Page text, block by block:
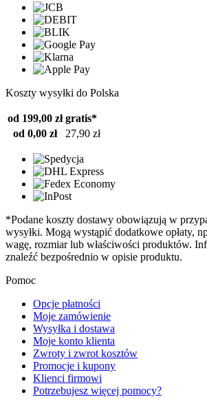
Koszty wysyłki do Polska
od 199,00 zł gratis*
od 0,00 zł
27,90 zł
*Podane koszty dostawy obowiązują w
wysyłki. Mogą wystąpić dodatkowe opłaty,
wagę, rozmiar lub właściwości produktów.
znaleźć bezpośrednio w opisie produktu.
Pomoc
Opcje płatności
Moje zamówienie
Wysyłka i dostawa
Moje konto klienta
Zwroty i zwrot kosztów
Promocje i kupony
Klienci firmowi
Potrzebujesz więcej pomocy?